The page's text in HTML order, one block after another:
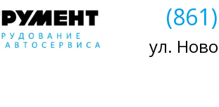
(861)
ул.